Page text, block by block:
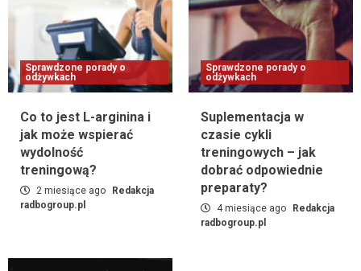
3
Sprawdzone porady o odżywkach
Co to jest L-arginina i jak może wspierać
wydolność treningową?
4
Sprawdzone porady o odżywkach
Suplementacja w czasie cykli treningowych –
jak dobrać odpowiednie preparaty?
5
Sprawdzone porady o odżywkach
Czy warto stosować odżywki zawierające
Sprawdzone porady o
odżywkach
Co to jest L-arginina i
jak może wspierać
wydolność
treningową?
2 miesiące ago
Redakcja
radbogroup.pl
Sprawdzone porady o
odżywkach
Suplementacja w
czasie cykli
treningowych – jak
dobrać odpowiednie
preparaty?
4 miesiące ago
Redakcja
radbogroup.pl